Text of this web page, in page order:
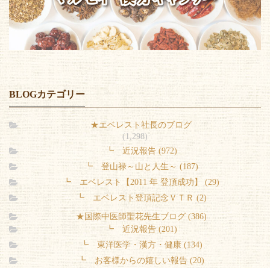
BLOGカテゴリー
★エベレスト社長のブログ
(1,298)
┗ 近況報告 (972)
┗ 登山禄～山と人生～ (187)
┗ エベレスト【2011 年 登頂成功】 (29)
┗ エベレスト登頂記念ＶＴＲ (2)
★国際中医師聖花先生ブログ (386)
┗ 近況報告 (201)
┗ 東洋医学・漢方・健康 (134)
┗ お客様からの嬉しい報告 (20)